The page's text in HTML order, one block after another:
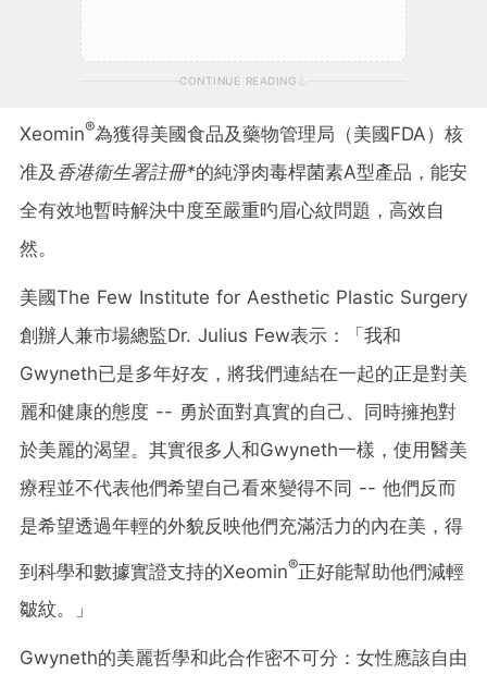
CONTINUE READING
Xeomin®為獲得美國食品及藥物管理局（美國FDA）核
准及 香港衞生署註冊*的純淨肉毒桿菌素A型產品，能安
全有效地暫時解決中度至嚴重旳眉心紋問題，高效自
然。
美國The Few Institute for Aesthetic Plastic Surgery
創辦人兼市場總監Dr. Julius Few表示：「我和
Gwyneth已是多年好友，將我們連結在一起的正是對美
麗和健康的態度 -- 勇於面對真實的自己、同時擁抱對
於美麗的渴望。其實很多人和Gwyneth一樣，使用醫美
療程並不代表他們希望自己看來變得不同 -- 他們反而
是希望透過年輕的外貌反映他們充滿活力的內在美，得
到科學和數據實證支持的Xeomin®正好能幫助他們減輕
皺紋。」
Gwyneth的美麗哲學和此合作密不可分：女性應該自由